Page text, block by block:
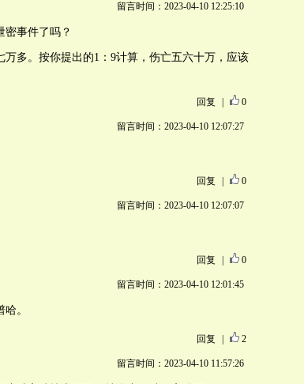
留言时间：2023-04-10 12:25:10
密事件了吗？
万多。按你提出的1：9计算，伤亡五六十万，应该
回复 0
留言时间：2023-04-10 12:07:27
回复 0
留言时间：2023-04-10 12:07:07
回复 0
留言时间：2023-04-10 12:01:45
。
回复 2
留言时间：2023-04-10 11:57:26